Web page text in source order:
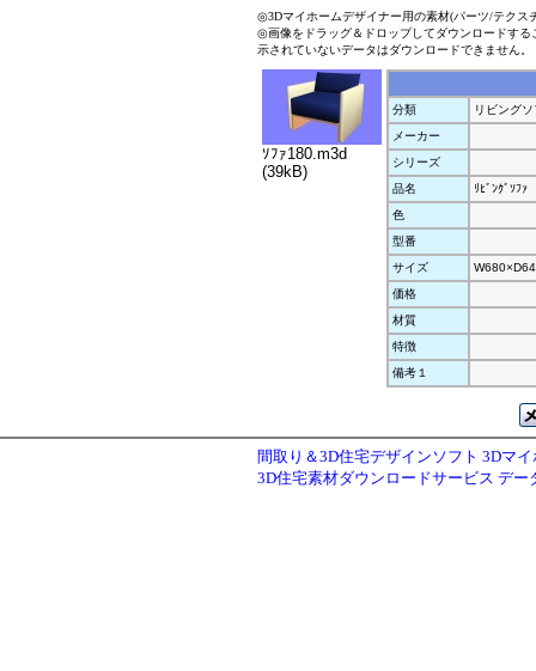
◎3Dマイホームデザイナー用の素材(パーツ/テクス
◎画像をドラッグ＆ドロップしてダウンロードす
示されていないデータはダウンロードできません。
ｿﾌｧ180.m3d
(39kB)
分類
リビング
メーカー
シリーズ
品名
ﾘﾋﾞﾝｸﾞｿﾌｧ
色
型番
サイズ
価格
材質
特徴
備考１
間取り＆3D住宅デザインソフト 3Dマ
3D住宅素材ダウンロードサービス デー